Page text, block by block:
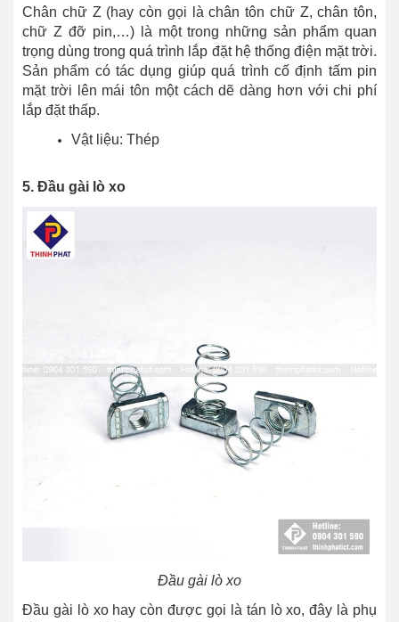
Chân chữ Z (hay còn gọi là chân tôn chữ Z, chân tôn,
chữ Z đỡ pin,…) là một trong những sản phẩm quan
trọng dùng trong quá trình lắp đặt hệ thống điện mặt trời.
Sản phẩm có tác dụng giúp quá trình cố định tấm pin
mặt trời lên mái tôn một cách dẽ dàng hơn với chi phí
lắp đặt thấp.
Vật liệu: Thép
5. Đầu gài lò xo
Đầu gài lò xo
Đầu gài lò xo hay còn được gọi là tán lò xo, đây là phụ